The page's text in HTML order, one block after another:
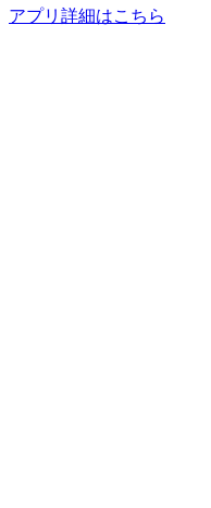
アプリ詳細はこちら